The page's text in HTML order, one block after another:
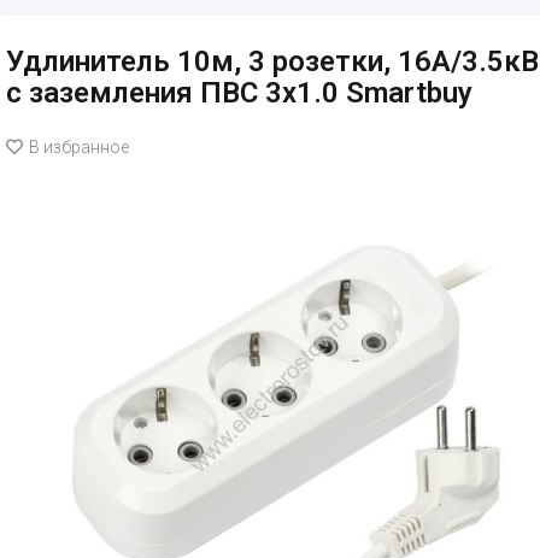
Удлинитель 10м, 3 розетки, 16А/
с заземления ПВС 3х1.0 Smartbuy
В избранное